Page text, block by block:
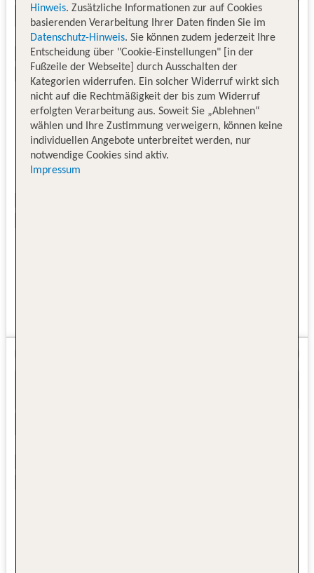
Hinweis. Zusätzliche Informationen zur auf Cookies
basierenden Verarbeitung Ihrer Daten finden Sie im
Datenschutz-Hinweis. Sie können zudem jederzeit Ihre
Entscheidung über "Cookie-Einstellungen" [in der
Fußzeile der Webseite] durch Ausschalten der
Kategorien widerrufen. Ein solcher Widerruf wirkt sich
nicht auf die Rechtmäßigkeit der bis zum Widerruf
erfolgten Verarbeitung aus. Soweit Sie „Ablehnen“
wählen und Ihre Zustimmung verweigern, können keine
individuellen Angebote unterbreitet werden, nur
notwendige Cookies sind aktiv.
Impressum